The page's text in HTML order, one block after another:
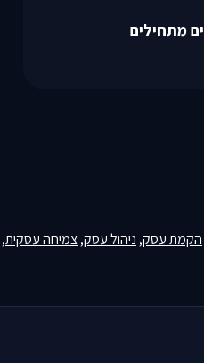
הקמת עסק, ניהול עסק,צמיחה עסקית,